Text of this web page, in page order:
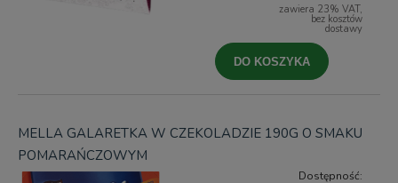
zawiera 23% VAT,
bez kosztów
dostawy
DO KOSZYKA
MELLA GALARETKA W CZEKOLADZIE 190G O SMAKU
POMARAŃCZOWYM
Dostępność: